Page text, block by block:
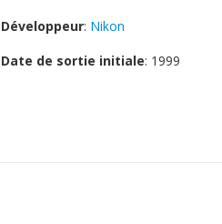
Développeur: Nikon
Date de sortie initiale: 1999